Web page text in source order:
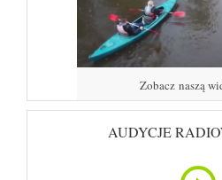
Zobacz naszą
AUDYCJE